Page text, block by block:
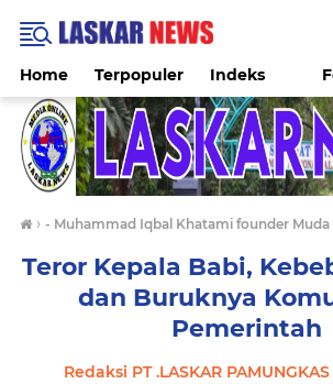
Home Terpopuler Indeks
› - Muhammad Iqbal Khatami founder Muda
Teror Kepala Babi,
dan Buruknya
Pemerintah
Redaksi PT .LASKAR